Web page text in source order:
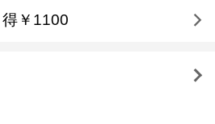
￥1100